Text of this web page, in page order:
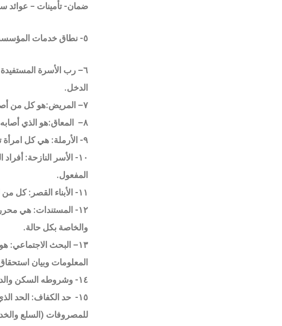
ضمان- تأمينات − عوائد
٥- نطاق خدمات المؤسسة هو المحيط الجغرافي الذي تشمله خدمات المؤسسة
٦– رب الأسرة
الدخل.
٧– المريض:هو كل من
٨– المعاق:هو الذي
٩-
الأرملة: هي كل امرأة
١٠- الأسر النازحة:
المفعول.
١١-
الأبناء القصر: كل من لم يبلغ (١٥)
١٢- المستندات: هي
والخاصة بكل حالة.
١٣– البحث الاجتماعي:
المعلومات وبيان
١٤- وشروطه السكن والدخل وعدد الأفراد.
١٥- حد الكفاف: الحد
للمصروفات (السلع